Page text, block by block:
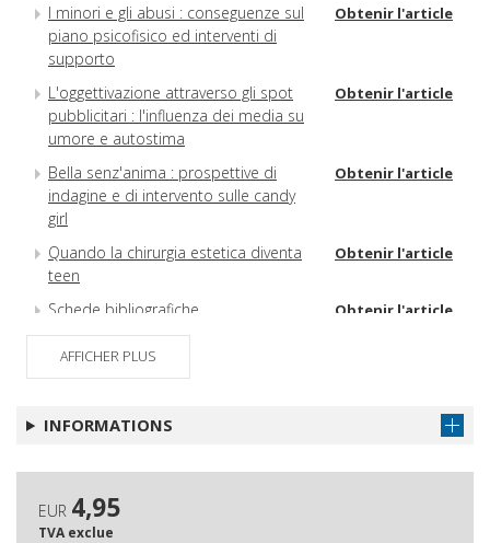
I minori e gli abusi : conseguenze sul
piano psicofisico ed interventi di
supporto
Obtenir l'article
L'oggettivazione attraverso gli spot
pubblicitari : l'influenza dei media su
umore e autostima
Obtenir l'article
Bella senz'anima : prospettive di
indagine e di intervento sulle candy
girl
Obtenir l'article
Quando la chirurgia estetica diventa
teen
Obtenir l'article
Schede bibliografiche Obtenir l'article
AFFICHER PLUS
INFORMATIONS
EUR 4,95
TVA exclue